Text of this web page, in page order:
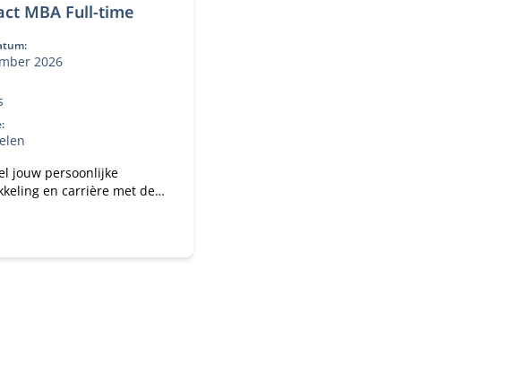
MBA Full-time
2026
jouw persoonlijke
en carrière met de